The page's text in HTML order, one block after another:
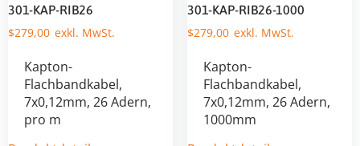
301-KAP-RIB26
$279,00
Kapton-
Flachbandkabel,
7x0,12mm, 26 Adern,
pro m
301-KAP-RIB26-1000
$279,00
Kapton-
Flachbandkabel,
7x0,12mm, 26 Adern,
1000mm